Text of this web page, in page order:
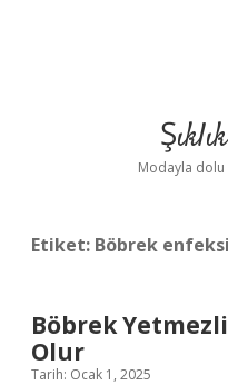
Modayla
Etiket: Böbrek
Böbrek
Olur
Tarih: Ocak 1, 2025